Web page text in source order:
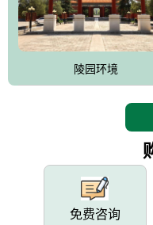
陵园环境
免费咨询